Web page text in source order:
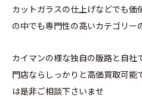
カットガラスの仕上げなどでも
の中でも専門性の高いカテゴリー
カイマンの様な独自の販路と自
門店ならしっかりと高価買取可能
は是非ご相談下さいませ